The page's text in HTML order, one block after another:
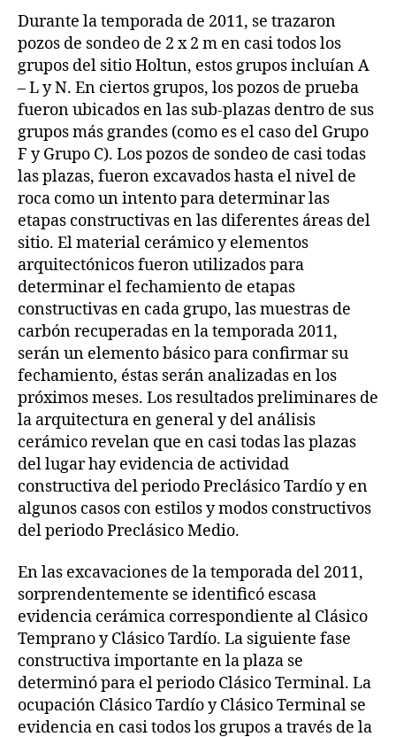
Durante la temporada de 2011, se trazaron
pozos de sondeo de 2 x 2 m en casi todos los
grupos del sitio Holtun, estos grupos incluían A
– L y N. En ciertos grupos, los pozos de prueba
fueron ubicados en las sub-plazas dentro de sus
grupos más grandes (como es el caso del Grupo
F y Grupo C). Los pozos de sondeo de casi todas
las plazas, fueron excavados hasta el nivel de
roca como un intento para determinar las
etapas constructivas en las diferentes áreas del
sitio. El material cerámico y elementos
arquitectónicos fueron utilizados para
determinar el fechamiento de etapas
constructivas en cada grupo, las muestras de
carbón recuperadas en la temporada 2011,
serán un elemento básico para confirmar su
fechamiento, éstas serán analizadas en los
próximos meses. Los resultados preliminares de
la arquitectura en general y del análisis
cerámico revelan que en casi todas las plazas
del lugar hay evidencia de actividad
constructiva del periodo Preclásico Tardío y en
algunos casos con estilos y modos constructivos
del periodo Preclásico Medio.
En las excavaciones de la temporada del 2011,
sorprendentemente se identificó escasa
evidencia cerámica correspondiente al Clásico
Temprano y Clásico Tardío. La siguiente fase
constructiva importante en la plaza se
determinó para el periodo Clásico Terminal. La
ocupación Clásico Tardío y Clásico Terminal se
evidencia en casi todos los grupos a través de la